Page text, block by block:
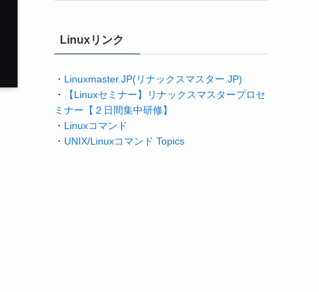
Linuxリンク
・ Linuxmaster.JP(リナックスマスター.JP)
・
【Linuxセミナー】リナックスマスタープロセ
ミナー【２日間集中研修】
・ Linuxコマンド
・ UNIX/Linuxコマンド Topics